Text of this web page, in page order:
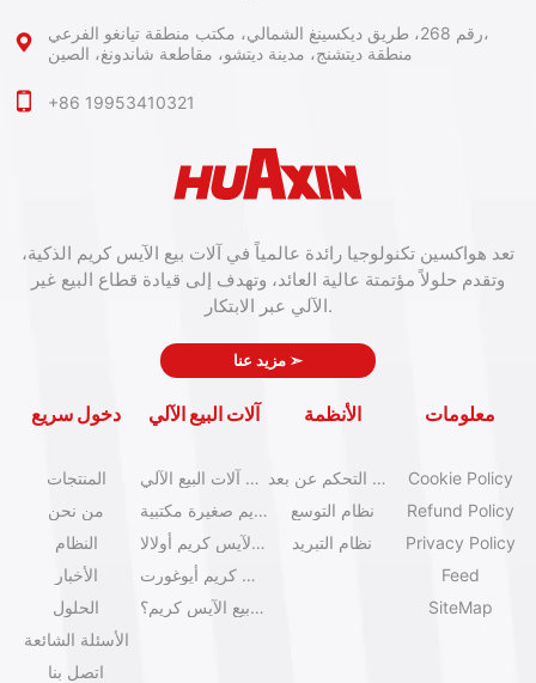
تعد هواكسين تكنولوجيا رائدة عالمياً في آلات بيع الآيس كريم الذكية،
وتقدم حلولاً مؤتمتة عالية العائد، وتهدف إلى قيادة قطاع البيع غير
الآلي عبر الابتكار.
➣
دخول سريع
المنتجات
من نحن
النظام
الأخبار
الحلول
الأسئلة الشائعة
اتصل بنا
آلات البيع الآلي
كتالوج آلات البيع الآلي
آلات آيس كريم صغيرة مكتبية
آلات بيع الآيس كريم أولالا
آلات آيس كريم أيوغورت
كيف تبدأ عمل بيع الآيس كريم؟
الأنظمة
نظام التحكم عن بعد
نظام التوسع
نظام التبريد
معلومات
Cookie Policy
Refund Policy
Privacy Policy
Feed
SiteMap
رقم 268، طريق ديكسينغ الشمالي، مكتب منطقة تيانغو الفرعي،
منطقة ديتشنج، مدينة ديتشو، مقاطعة شاندونغ، الصين
+86 19953410321